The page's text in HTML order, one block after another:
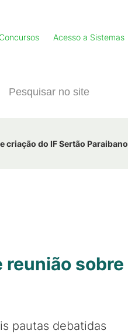
Concursos Acesso a Sistemas
criação do IF Sertão Paraibano
reunião sobre
pautas debatidas